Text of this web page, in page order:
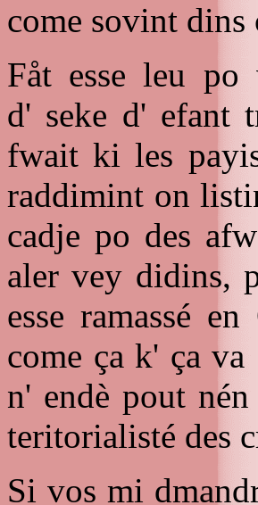
come sovint dins
Fåt esse leu
d' seke d' efant
fwait ki les
raddimint on
cadje po des
aler vey didins,
esse ramassé
come ça k' ça
n' endè pout
teritorialisté des
Si vos mi